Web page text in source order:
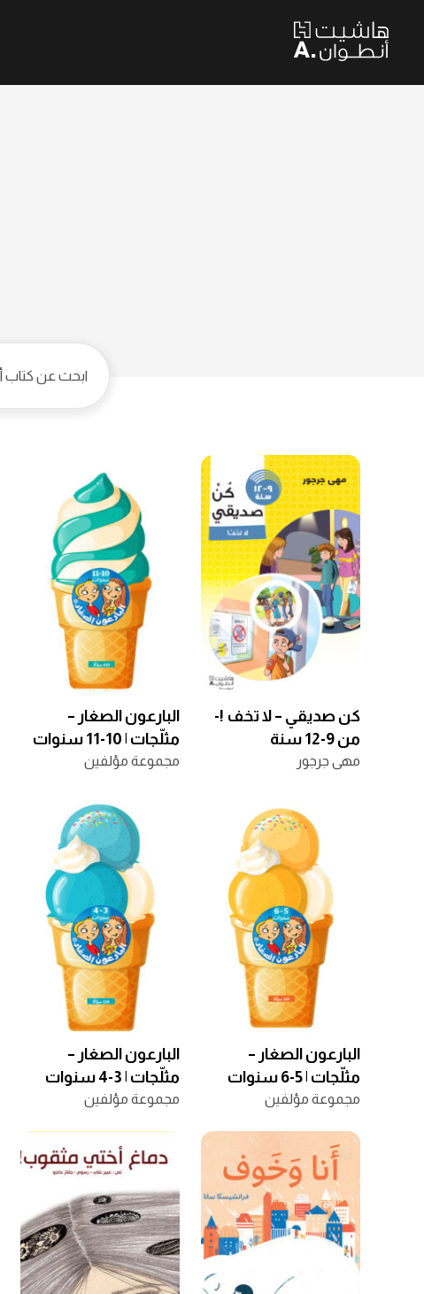
كن صديقي – لا تخف !-
من 9-12 سنة
مهى جرجور
البارعون الصغار –
مثلّجات | 10-11 سنوات
مجموعة مؤلفين
البارعون الصغار –
مثلّجات | 5-6 سنوات
مجموعة مؤلفين
البارعون الصغار –
مثلّجات | 3-4 سنوات
مجموعة مؤلفين